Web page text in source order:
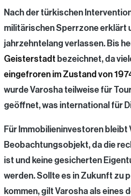
Nach der türkischen
militärischen Sperrzone erklärt
jahrzehntelang verlassen. Bis
Geisterstadt bezeichnet, da
eingefroren im Zustand von
wurde Varosha teilweise für
geöffnet, was international für
Für Immobilieninvestoren bleibt
Beobachtungsobjekt, da die
ist und keine gesicherten
werden. Sollte es in Zukunft zu
kommen, gilt Varosha als eines